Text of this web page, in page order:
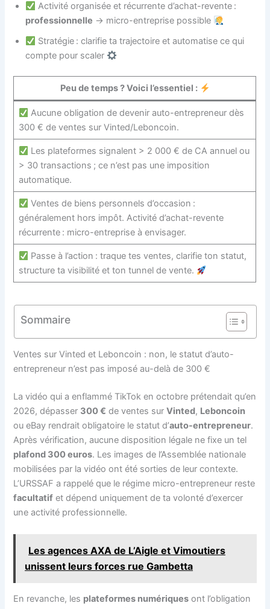
Activité organisée et récurrente d’achat-revente :
professionnelle → micro-entreprise possible
Stratégie : clarifie ta trajectoire et automatise ce qui
compte pour scaler
Peu de temps ? Voici l’essentiel :
Aucune obligation de devenir auto-entrepreneur dès
300 € de ventes sur Vinted/Leboncoin.
Les plateformes signalent > 2 000 € de CA annuel ou
> 30 transactions ; ce n’est pas une imposition
automatique.
Ventes de biens personnels d’occasion :
généralement hors impôt. Activité d’achat-revente
récurrente : micro-entreprise à envisager.
Passe à l’action : traque tes ventes, clarifie ton statut,
structure ta visibilité et ton tunnel de vente.
Sommaire
Ventes sur Vinted et Leboncoin : non, le statut d’auto-
entrepreneur n’est pas imposé au-delà de 300 €
La vidéo qui a enflammé TikTok en octobre prétendait qu’en
2026, dépasser 300 € de ventes surVinted, Leboncoin
ou eBay rendrait obligatoire le statut d’auto-entrepreneur.
Après vérification, aucune disposition légale ne fixe un tel
plafond 300 euros. Les images de l’Assemblée nationale
mobilisées par la vidéo ont été sorties de leur contexte.
L’URSSAF a rappelé que le régime micro-entrepreneur reste
facultatif et dépend uniquement de ta volonté d’exercer
une activité professionnelle.
Les agences AXA de L’Aigle et Vimoutiers
unissent leurs forces rue Gambetta
En revanche, les plateformes numériques ont l’obligation